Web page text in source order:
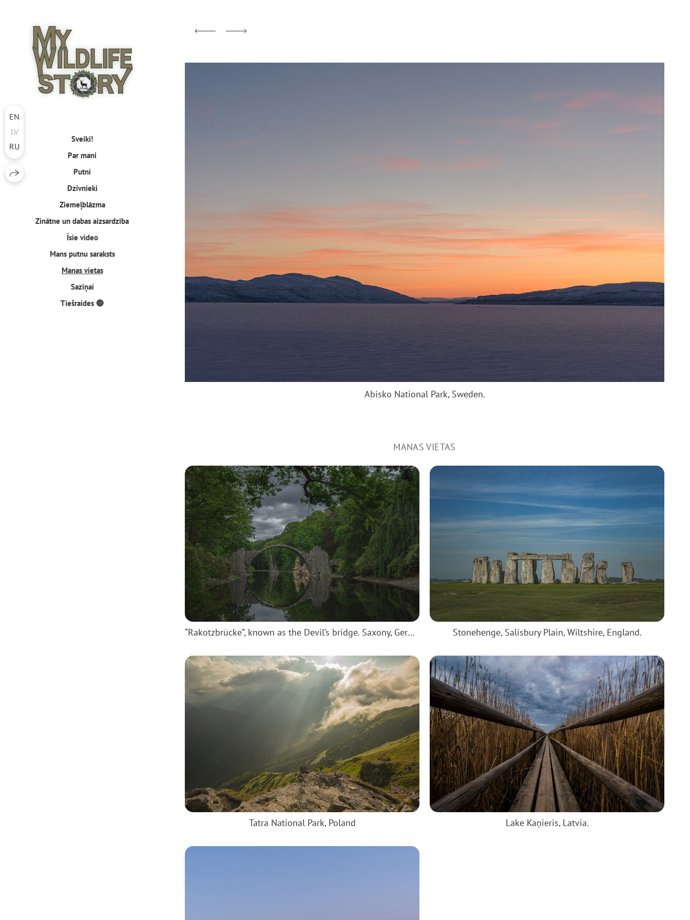
Sveiki!
Par mani
Putni
Dzivnieki
Ziemeļblāzma
Zinātne un dabas aizsardzība
Īsie video
Mans putnu saraksts
Manas vietas
Saziņai
Tiešraides 🔴
Abisko National Park, Sweden.
MANAS VIETAS
“Rakotzbrücke”, known as the Devil’s bridge. Saxony, Germany. Stonehenge, Salisbury Plain, Wiltshire, England.
Tatra National Park, Poland Lake Kaņieris, Latvia.
EN
LV
RU